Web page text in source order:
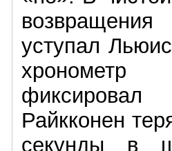
уступал
Райкконен
секунды в